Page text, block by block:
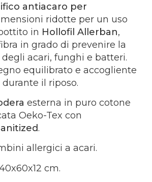
antiacaro per
ridotte per un uso
in Hollofil Allerban,
in grado di prevenire la
acari, funghi e batteri.
equilibrato e accogliente
il riposo.
esterna in puro cotone
Oeko-Tex con
.
allergici a acari.
0x60x12 cm.